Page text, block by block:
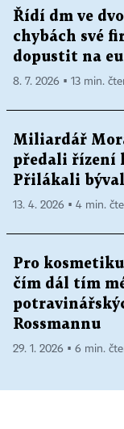
Řídí dm ve
chybách své
dopustit na
8. 7. 2026 ▪ 13 min.
Miliardář
předali řízení
Přilákali
13. 4. 2026 ▪ 4 min.
Pro
čím dál tím
Rossmannu
29. 1. 2026 ▪ 6 min.